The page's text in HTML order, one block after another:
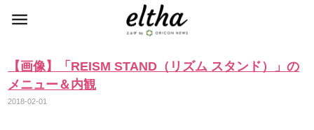
【画像】「REISM STAND（リズム スタンド）」の
メニュー＆内観
2018-02-01